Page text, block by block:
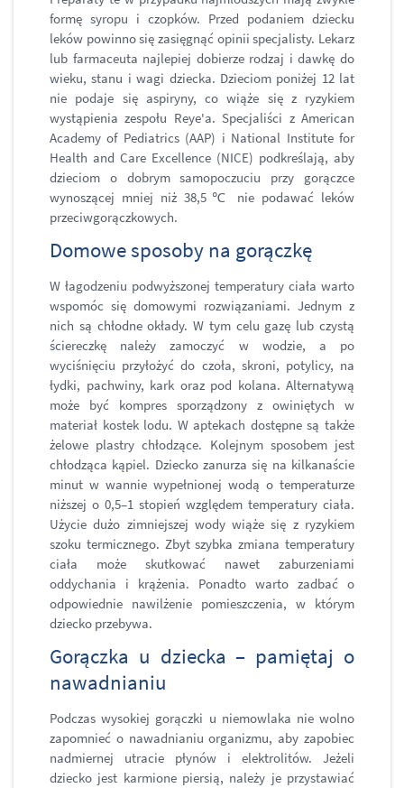
formę syropu i czopków. Przed podaniem dziecku
leków powinno się zasięgnąć opinii specjalisty. Lekarz
lub farmaceuta najlepiej dobierze rodzaj i dawkę do
wieku, stanu i wagi dziecka. Dzieciom poniżej 12 lat
nie podaje się aspiryny, co wiąże się z ryzykiem
wystąpienia zespołu Reye'a. Specjaliści z American
Academy of Pediatrics (AAP) i National Institute for
Health and Care Excellence (NICE) podkreślają, aby
dzieciom o dobrym samopoczuciu przy gorączce
wynoszącej mniej niż 38,5℃ nie podawać leków
przeciwgorączkowych.
Domowe sposoby na gorączkę
W łagodzeniu podwyższonej temperatury ciała warto
wspomóc się domowymi rozwiązaniami. Jednym z
nich są chłodne okłady. W tym celu gazę lub czystą
ściereczkę należy zamoczyć w wodzie, a po
wyciśnięciu przyłożyć do czoła, skroni, potylicy, na
łydki, pachwiny, kark oraz pod kolana. Alternatywą
może być kompres sporządzony z owiniętych w
materiał kostek lodu. W aptekach dostępne są także
żelowe plastry chłodzące. Kolejnym sposobem jest
chłodząca kąpiel. Dziecko zanurza się na kilkanaście
minut w wannie wypełnionej wodą o temperaturze
niższej o 0,5–1 stopień względem temperatury ciała.
Użycie dużo zimniejszej wody wiąże się z ryzykiem
szoku termicznego. Zbyt szybka zmiana temperatury
ciała może skutkować nawet zaburzeniami
oddychania i krążenia. Ponadto warto zadbać o
odpowiednie nawilżenie pomieszczenia, w którym
dziecko przebywa.
Gorączka u dziecka – pamiętaj o
nawadnianiu
Podczas wysokiej gorączki u niemowlaka nie wolno
zapomnieć o nawadnianiu organizmu, aby zapobiec
nadmiernej utracie płynów i elektrolitów. Jeżeli
dziecko jest karmione piersią, należy je przystawiać